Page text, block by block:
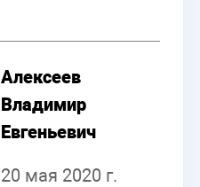
Алексеев
Владимир
Евгеньевич
20 мая 2020 г.